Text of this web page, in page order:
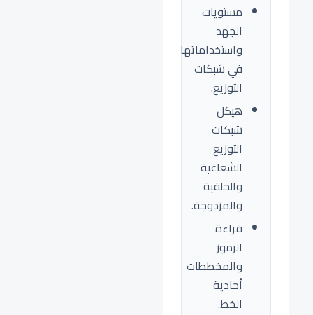
مستويات
الجهد
واستخداماتها
في شبكات
التوزيع.
هيكل
شبكات
التوزيع
الشعاعية
والحلقية
والمزدوجة.
قراءة
الرموز
والمخططات
أحادية
الخط.